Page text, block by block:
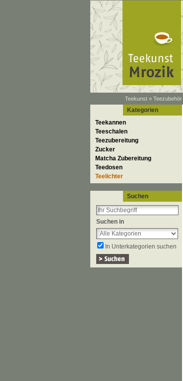
Teekunst » Teezubehör
Kategorien
Teekannen
Teeschalen
Teezubereitung
Zucker
Matcha Zubereitung
Teedosen
Teelichter
Suchen
Suchen in
In Unterkategorien suchen